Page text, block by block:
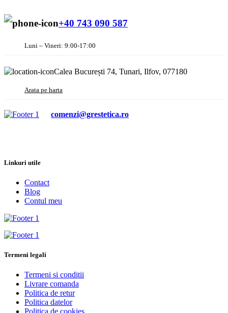
+40 743 090 587
Luni – Vineri: 9:00-17:00
Calea București 74, Tunari, Ilfov, 077180
Arata pe harta
comenzi@grestetica.ro
Linkuri utile
Contact
Blog
Contul meu
Termeni legali
Termeni si conditii
Livrare comanda
Politica de retur
Politica datelor